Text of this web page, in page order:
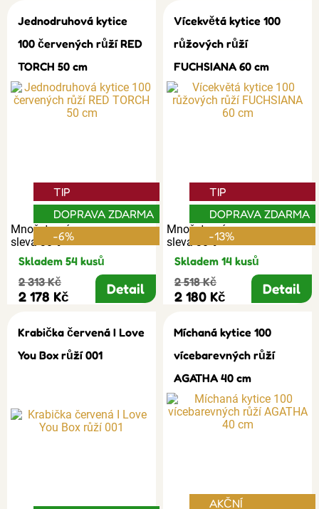
Jednodruhová kytice
100 červených růží RED
TORCH 50 cm
Množstevní
sleva 30%
TIP
DOPRAVA ZDARMA
-6%
Skladem 54 kusů
2 313 Kč
2 178 Kč Detail
Vícekvětá kytice 100
růžových růží
FUCHSIANA 60 cm
Množstevní
sleva 30%
TIP
DOPRAVA ZDARMA
-13%
Skladem 14 kusů
2 518 Kč
2 180 Kč Detail
Krabička červená I Love
You Box růží 001
Míchaná kytice 100
vícebarevných růží
AGATHA 40 cm
AKČNÍ